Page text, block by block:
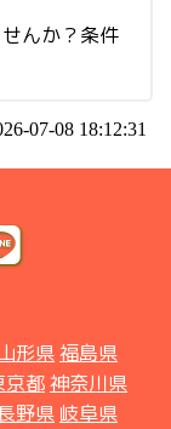
んか？条件
07-08 18:12:31
形県福島県
京都神奈川県
野県 岐阜県